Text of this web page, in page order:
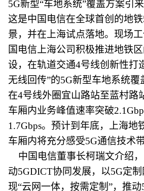
5G新型“车地系统”覆盖方案引
这是中国电信在全球首创的地
景，并在上海试点落地。现场
国电信上海公司积极推进地铁
设，在轨道交通4号线创新性打
无线回传”的5G新型车地系统
在4号线外圈宜山路站至蓝村路
车厢内业务峰值速率突破
1.7Gbps。预计到年底，上海地
车厢内将充分感受5G通信技术
中国电信董事长柯瑞文介绍
动5GDICT协同发展，以5G定
现“云网一体，按需定制”，推